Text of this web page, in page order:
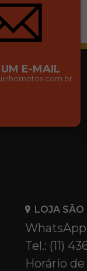
E-MAIL
LOJA SÃO
WhatsApp:
Tel.: (11)
Horário